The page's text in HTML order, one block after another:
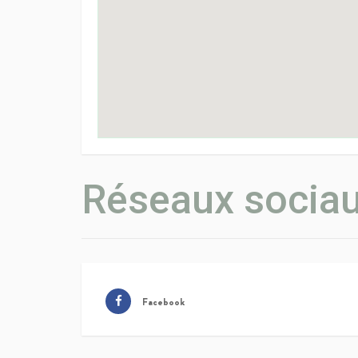
Réseaux
Facebook